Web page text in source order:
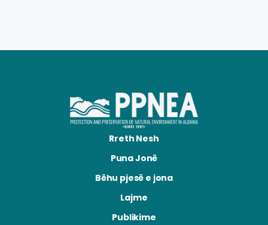
Rreth Nesh
Puna Jonë
Bëhu pjesë e jona
Lajme
Publikime